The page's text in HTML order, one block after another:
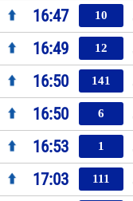
16:47 10
16:49 12
16:50 141
16:50 6
16:53 1
17:03 111